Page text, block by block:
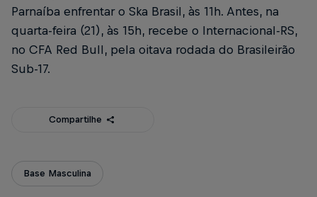
Parnaíba enfrentar o Ska Brasil, às 11h. Antes, na
quarta-feira (21), às 15h, recebe o Internacional-RS,
no CFA Red Bull, pela oitava rodada do Brasileirão
Sub-17.
Compartilhe
Base Masculina